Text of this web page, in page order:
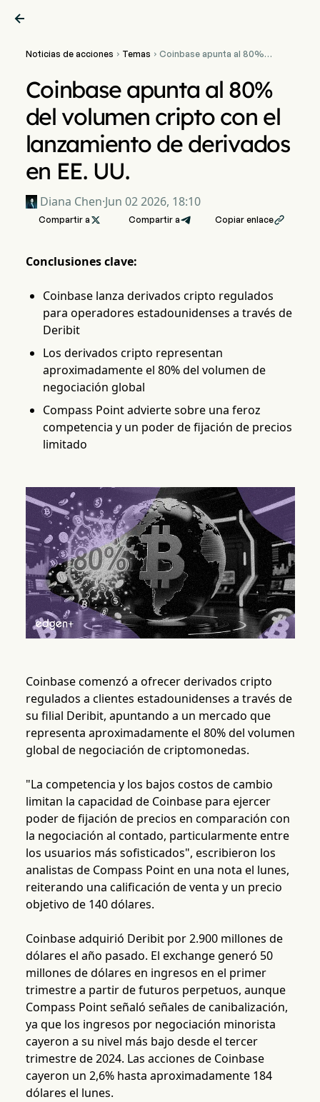

Noticias de acciones  Temas  Coinbase apunta al 80%
en EE. UU.
Coinbase apunta al 80%
del volumen cripto con el
lanzamiento de derivados
en EE. UU.
Diana Chen·Jun 02 2026, 18:10
Compartir a  Compartir a Copiar enlace
Conclusiones clave:
Coinbase lanza derivados cripto regulados
para operadores estadounidenses a través de
Deribit
Los derivados cripto representan
aproximadamente el 80% del volumen de
negociación global
Compass Point advierte sobre una feroz
competencia y un poder de fijación de precios
limitado
Coinbase comenzó a ofrecer derivados cripto
regulados a clientes estadounidenses a través de
su filial Deribit, apuntando a un mercado que
representa aproximadamente el 80% del volumen
global de negociación de criptomonedas.
"La competencia y los bajos costos de cambio
limitan la capacidad de Coinbase para ejercer
poder de fijación de precios en comparación con
la negociación al contado, particularmente entre
los usuarios más sofisticados", escribieron los
analistas de Compass Point en una nota el lunes,
reiterando una calificación de venta y un precio
objetivo de 140 dólares.
Coinbase adquirió Deribit por 2.900 millones de
dólares el año pasado. El exchange generó 50
millones de dólares en ingresos en el primer
trimestre a partir de futuros perpetuos, aunque
Compass Point señaló señales de canibalización,
ya que los ingresos por negociación minorista
cayeron a su nivel más bajo desde el tercer
trimestre de 2024. Las acciones de Coinbase
cayeron un 2,6% hasta aproximadamente 184
dólares el lunes.